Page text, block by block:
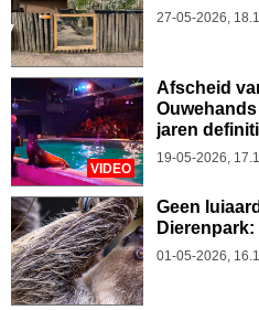
27-05-2026,
VIDEO
Afscheid
jaren
19-05-2026,
Geen
01-05-2026,